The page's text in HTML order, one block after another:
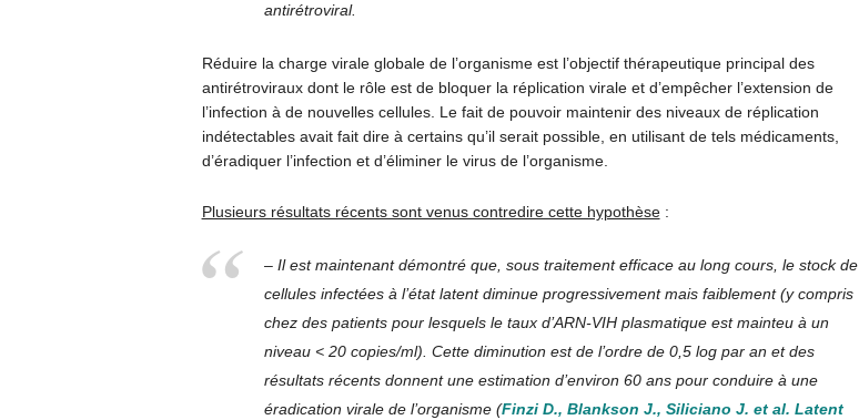
antirétroviral.
Réduire la charge virale globale de l’organisme est l’objectif thérapeutique principal des
antirétroviraux dont le rôle est de bloquer la réplication virale et d’empêcher l’extension de
l’infection à de nouvelles cellules. Le fait de pouvoir maintenir des niveaux de réplication
indétectables avait fait dire à certains qu’il serait possible, en utilisant de tels médicaments,
d’éradiquer l’infection et d’éliminer le virus de l’organisme.
Plusieurs résultats récents sont venus contredire cette hypothèse:
– Il est maintenant démontré que, sous traitement efficace au long cours, le stock de
cellules infectées à l’état latent diminue progressivement mais faiblement (y compris
chez des patients pour lesquels le taux d’ARN-VIH plasmatique est mainteu à un
niveau < 20 copies/ml). Cette diminution est de l’ordre de 0,5 log par an et des
résultats récents donnent une estimation d’environ 60 ans pour conduire à une
éradication virale de l’organisme (Finzi D., Blankson J., Siliciano J. et al. Latent